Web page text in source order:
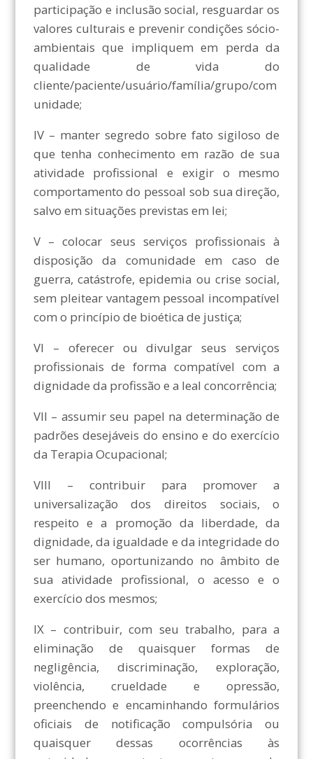
participação e inclusão social, resguardar os
valores culturais e prevenir condições sócio-
ambientais que impliquem em perda da
qualidade de vida do
cliente/paciente/usuário/família/grupo/com
unidade;
IV – manter segredo sobre fato sigiloso de
que tenha conhecimento em razão de sua
atividade profissional e exigir o mesmo
comportamento do pessoal sob sua direção,
salvo em situações previstas em lei;
V – colocar seus serviços profissionais à
disposição da comunidade em caso de
guerra, catástrofe, epidemia ou crise social,
sem pleitear vantagem pessoal incompatível
com o princípio de bioética de justiça;
VI – oferecer ou divulgar seus serviços
profissionais de forma compatível com a
dignidade da profissão e a leal concorrência;
VII – assumir seu papel na determinação de
padrões desejáveis do ensino e do exercício
da Terapia Ocupacional;
VIII – contribuir para promover a
universalização dos direitos sociais, o
respeito e a promoção da liberdade, da
dignidade, da igualdade e da integridade do
ser humano, oportunizando no âmbito de
sua atividade profissional, o acesso e o
exercício dos mesmos;
IX – contribuir, com seu trabalho, para a
eliminação de quaisquer formas de
negligência, discriminação, exploração,
violência, crueldade e opressão,
preenchendo e encaminhando formulários
oficiais de notificação compulsória ou
quaisquer dessas ocorrências às